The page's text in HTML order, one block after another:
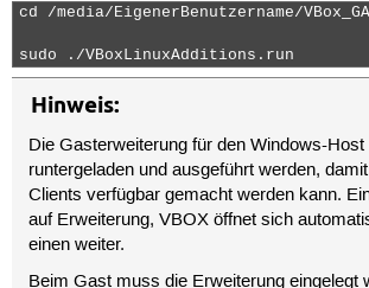
cd /media/EigenerBenutzername/
sudo ./VBoxLinuxAdditions.run
Hinweis:
Die Gasterweiterung für den Windows-
runtergeladen und ausgeführt werden,
Clients verfügbar gemacht werden kann.
auf Erweiterung, VBOX öffnet sich
einen weiter.
Beim Gast muss die Erweiterung eingelegt